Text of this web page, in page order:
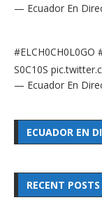
— Ecuador En
#ELCH0CH0L0GO
S0C10S
— Ecuador En
ECUADOR EN
RECENT POSTS